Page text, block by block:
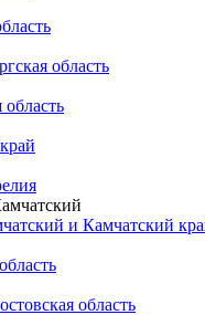
область
и Камчатский
область